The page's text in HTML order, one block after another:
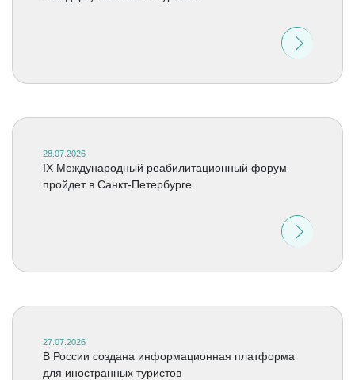
28.07.2026
IX Международный реабилитационный форум
пройдет в Санкт-Петербурге
27.07.2026
В России создана информационная платформа
для иностранных туристов